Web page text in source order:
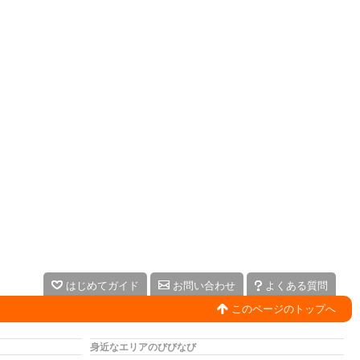
はじめてガイド お問い合わせ
よくある質問
このページのトップへ
身近なエリアのびびなび